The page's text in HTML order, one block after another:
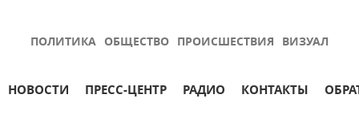
ПОЛИТИКА ОБЩЕСТВО ПРОИСШЕСТВИЯ ВИЗУАЛ
НОВОСТИ ПРЕСС-ЦЕНТР РАДИО КОНТАКТЫ